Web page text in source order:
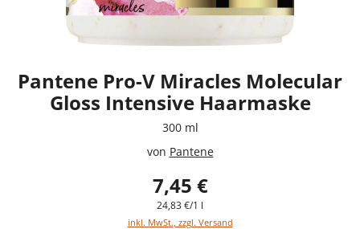
Pantene Pro-V Miracles Molecular
Gloss Intensive Haarmaske
300 ml
von Pantene
7,45 €
24,83 €/1 l
inkl. MwSt., zzgl. Versand